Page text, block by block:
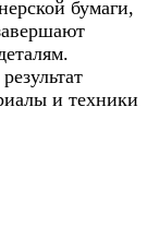
бумаги,
и техники